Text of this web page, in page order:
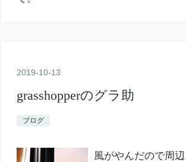
2019-10-13
grasshopperのグラ助
ブログ
風がやんだので周